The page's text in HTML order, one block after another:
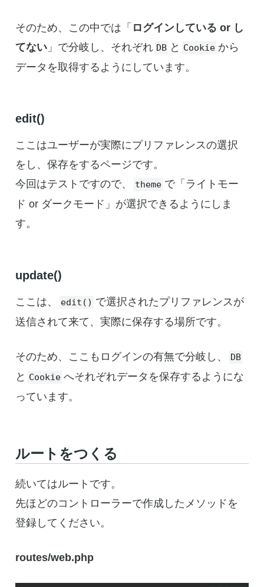
そのため、この中では「 ログインしている or し
てない 」で分岐し、それぞれ DB と Cookie から
データを取得するようにしています。
edit()
ここはユーザーが実際にプリファレンスの選択
をし、保存をするページです。
今回はテストですので、
theme で「ライトモー
ド or ダークモード」が選択できるようにしま
す。
update()
ここは、 edit() で選択されたプリファレンスが
送信されて来て、実際に保存する場所です。
そのため、ここもログインの有無で分岐し、 DB
と Cookie へそれぞれデータを保存するようにな
っています。
ルートをつくる
続いてはルートです。
先ほどのコントローラーで作成したメソッドを
登録してください。
routes/web.php